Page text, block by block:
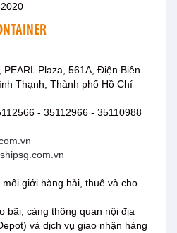
PEARL Plaza, 561A, Điện Biên
Thạnh, Thành phố Hồ Chí
- 35112966 - 35110988
giới hàng hải, thuê và cho
bãi, cảng thông quan nội địa
và dịch vụ giao nhận hàng